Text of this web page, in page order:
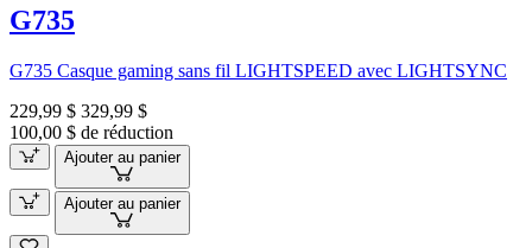
G735
G735 Casque gaming sans fil LIGHTSPEED avec LIGHTSYNC
229,99 $ 329,99 $
100,00 $ de réduction
Ajouter au panier
Ajouter au panier